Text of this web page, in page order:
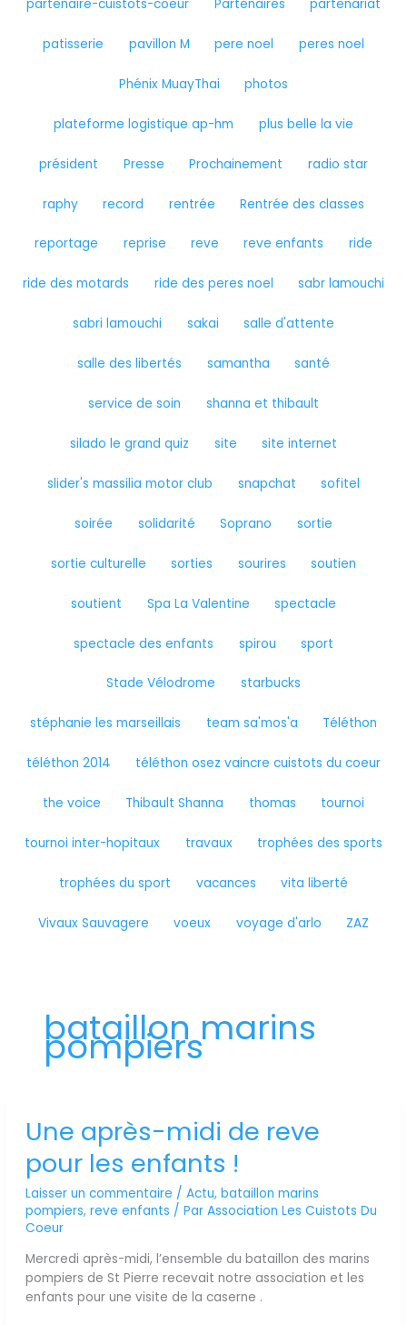
partenaire-cuistots-coeur Partenaires partenariat
patisserie pavillon M pere noel peres noel
Phénix MuayThai photos
plateforme logistique ap-hm plus belle la vie
président Presse Prochainement radio star
raphy record rentrée Rentrée des classes
reportage reprise reve reve enfants ride
ride des motards ride des peres noel sabr lamouchi
sabri lamouchi sakai salle d'attente
salle des libertés samantha santé
service de soin shanna et thibault
silado le grand quiz site site internet
slider's massilia motor club snapchat sofitel
soirée solidarité Soprano sortie
sortie culturelle sorties sourires soutien
soutient Spa La Valentine spectacle
spectacle des enfants spirou sport
Stade Vélodrome starbucks
stéphanie les marseillais team sa'mos'a Téléthon
téléthon 2014 téléthon osez vaincre cuistots du coeur
the voice Thibault Shanna thomas tournoi
tournoi inter-hopitaux travaux trophées des sports
trophées du sport vacances vita liberté
Vivaux Sauvagere voeux voyage d'arlo ZAZ
bataillon marins
pompiers
Une après-midi de reve
pour les enfants !
Laisser un commentaire / Actu, bataillon marins
pompiers, reve enfants / Par Association Les Cuistots Du
Coeur
Mercredi après-midi, l’ensemble du bataillon des marins
pompiers de St Pierre recevait notre association et les
enfants pour une visite de la caserne .
Une
après-
midi
de
reve
pour
enfants
!